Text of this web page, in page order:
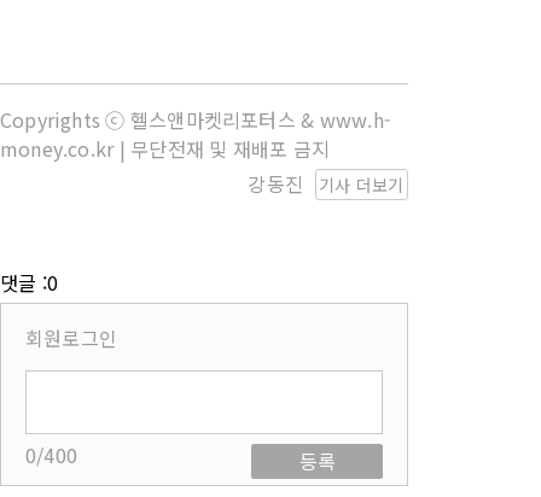
Copyrights ⓒ 헬스앤마켓리포터스 & www.h-
money.co.kr | 무단전재 및 재배포 금지
기사 더보기
강동진
댓글 :0
회원로그인
0/400 등록